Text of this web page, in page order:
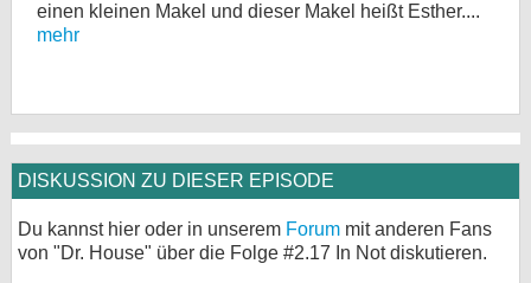
einen kleinen Makel und dieser Makel heißt Esther....
mehr
DISKUSSION ZU DIESER EPISODE
Du kannst hier oder in unserem Forum mit anderen Fans
von "Dr. House" über die Folge #2.17 In Not diskutieren.